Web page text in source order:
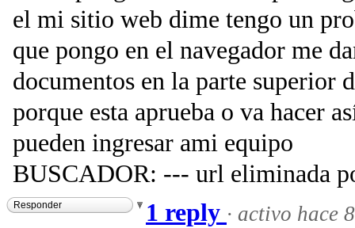
el mi sitio web dime tengo un
que pongo en el navegador me
documentos en la parte superior
porque esta aprueba o va hacer
pueden ingresar ami equipo
BUSCADOR: --- url eliminada
Responder 1 reply · activo hace